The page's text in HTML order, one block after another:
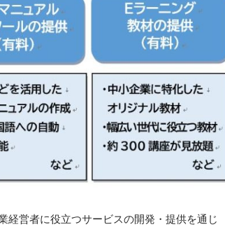
営者に役立つサービスの開発・提供を通じ